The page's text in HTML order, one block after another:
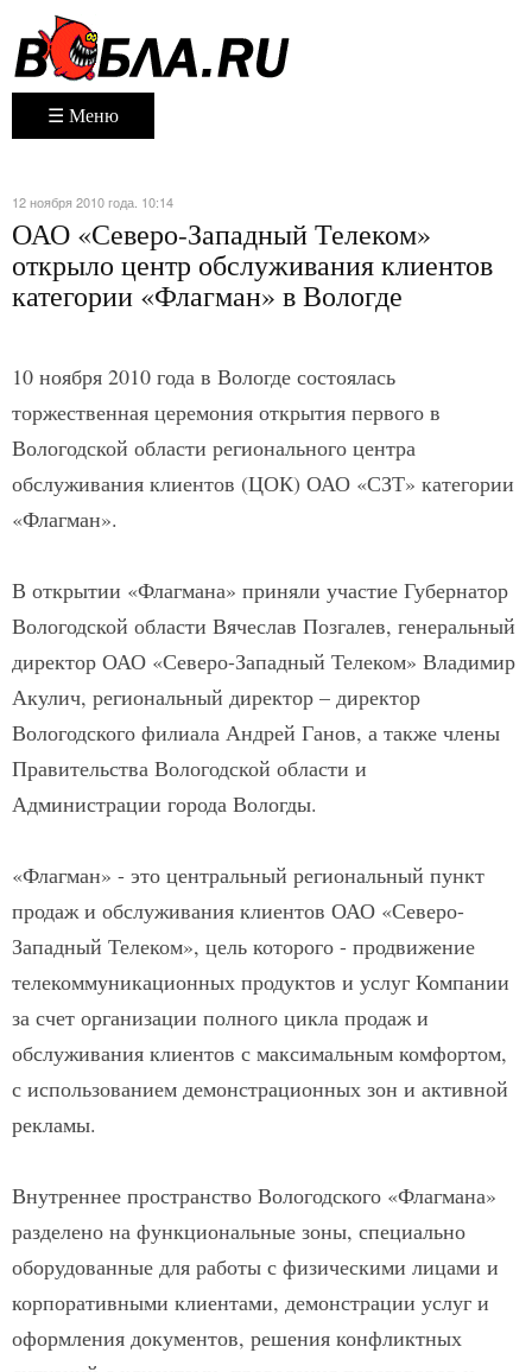
☰ Меню
12 ноября 2010 года. 10:14
ОАО «Северо-Западный Телеком»
открыло центр обслуживания клиентов
категории «Флагман» в Вологде
10 ноября 2010 года в Вологде состоялась
торжественная церемония открытия первого в
Вологодской области регионального центра
обслуживания клиентов (ЦОК) ОАО «СЗТ» категории
«Флагман».
В открытии «Флагмана» приняли участие Губернатор
Вологодской области Вячеслав Позгалев, генеральный
директор ОАО «Северо-Западный Телеком» Владимир
Акулич, региональный директор – директор
Вологодского филиала Андрей Ганов, а также члены
Правительства Вологодской области и
Администрации города Вологды.
«Флагман» - это центральный региональный пункт
продаж и обслуживания клиентов ОАО «Северо-
Западный Телеком», цель которого - продвижение
телекоммуникационных продуктов и услуг Компании
за счет организации полного цикла продаж и
обслуживания клиентов с максимальным комфортом,
с использованием демонстрационных зон и активной
рекламы.
Внутреннее пространство Вологодского «Флагмана»
разделено на функциональные зоны, специально
оборудованные для работы с физическими лицами и
корпоративными клиентами, демонстрации услуг и
оформления документов, решения конфликтных